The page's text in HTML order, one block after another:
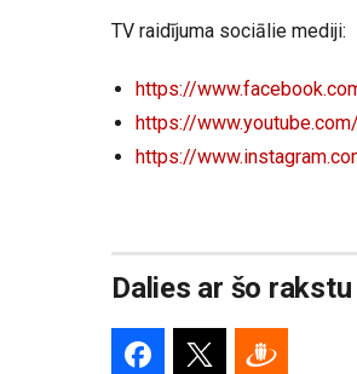
TV raidījuma sociālie mediji:
https://
https://
https://
Dalies ar šo rakstu